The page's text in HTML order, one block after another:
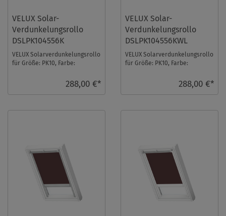
VELUX Solar-
Verdunkelungsrollo
DSLPK104556K
VELUX Solarverdunkelungsrollo
für Größe: PK10, Farbe:
homecontrol komp ...288,00 €*
VELUX Solar-
Verdunkelungsrollo
DSLPK104556KWL
VELUX Solarverdunkelungsrollo
für Größe: PK10, Farbe:
288,00 €*